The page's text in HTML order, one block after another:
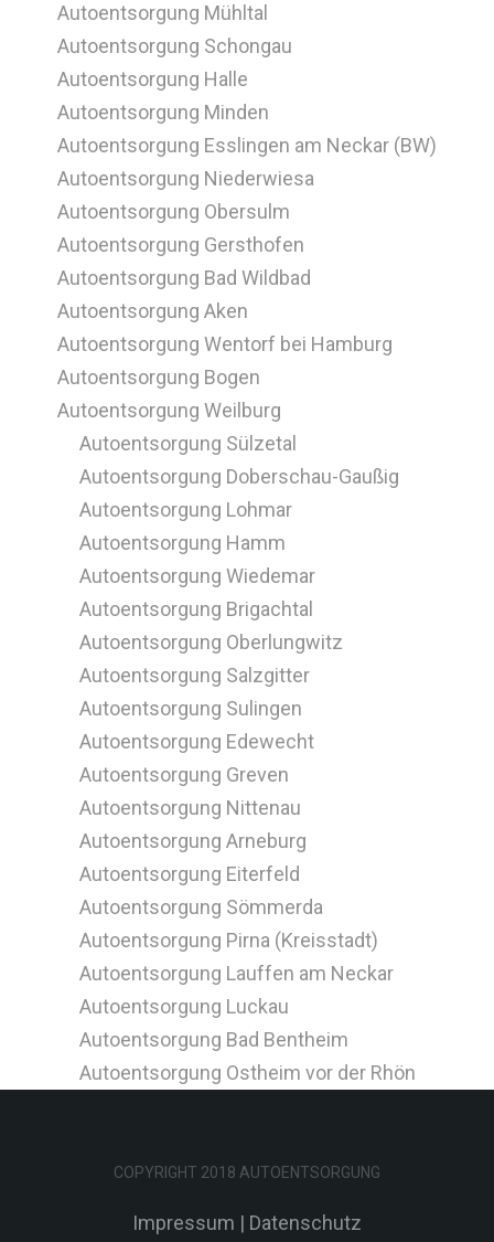
Autoentsorgung Mühltal
Autoentsorgung Schongau
Autoentsorgung Halle
Autoentsorgung Minden
Autoentsorgung Esslingen am Neckar (BW)
Autoentsorgung Niederwiesa
Autoentsorgung Obersulm
Autoentsorgung Gersthofen
Autoentsorgung Bad Wildbad
Autoentsorgung Aken
Autoentsorgung Wentorf bei Hamburg
Autoentsorgung Bogen
Autoentsorgung Weilburg
Autoentsorgung Sülzetal
Autoentsorgung Doberschau-Gaußig
Autoentsorgung Lohmar
Autoentsorgung Hamm
Autoentsorgung Wiedemar
Autoentsorgung Brigachtal
Autoentsorgung Oberlungwitz
Autoentsorgung Salzgitter
Autoentsorgung Sulingen
Autoentsorgung Edewecht
Autoentsorgung Greven
Autoentsorgung Nittenau
Autoentsorgung Arneburg
Autoentsorgung Eiterfeld
Autoentsorgung Sömmerda
Autoentsorgung Pirna (Kreisstadt)
Autoentsorgung Lauffen am Neckar
Autoentsorgung Luckau
Autoentsorgung Bad Bentheim
Autoentsorgung Ostheim vor der Rhön
COPYRIGHT 2018 AUTOENTSORGUNG
Impressum | Datenschutz